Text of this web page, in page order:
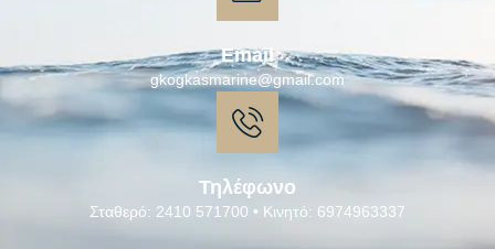
Email
gkogkasmarine@gmail.com
Τηλέφωνο
Σταθερό: 2410 571700 • Κινητό: 6974963337